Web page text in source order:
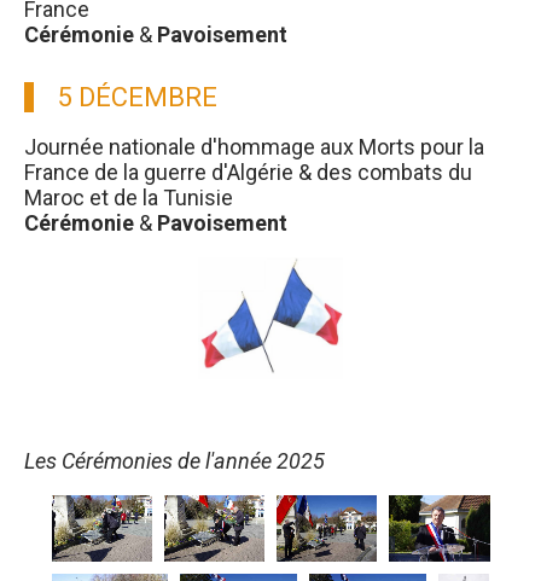
France
Cérémonie & Pavoisement
5 DÉCEMBRE
Journée nationale d'hommage aux Morts pour la
France de la guerre d'Algérie & des combats du
Maroc et de la Tunisie
Cérémonie & Pavoisement
Les Cérémonies de l'année 2025